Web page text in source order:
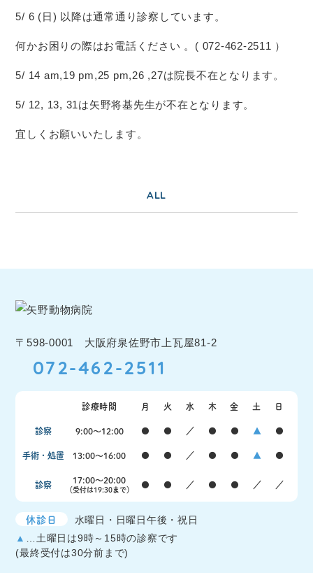
5/ 6 (日) 以降は通常通り診察しています。
何かお困りの際はお電話ください 。( 072-462-2511 ）
5/ 14 am,19 pm,25 pm,26 ,27は院長不在となります。
5/ 12, 13, 31は矢野将基先生が不在となります。
宜しくお願いいたします。
ALL
〒598-0001 大阪府泉佐野市上瓦屋81-2
072-462-2511
診療時間 月 火 水 木 金 土 日
診察 9:00〜12:00 ● ● ／ ● ● ▲ ●
手術・処置 13:00〜16:00 ● ● ／ ● ● ▲ ●
診察 17:00〜20:00
（受付は19:30まで） ● ● ／ ● ● ／ ／
休診日
水曜日・日曜日午後・祝日
▲
…土曜日は9時～15時の診察です
(最終受付は30分前まで)